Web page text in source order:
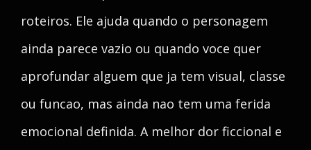
roteiros. Ele ajuda quando o personagem
ainda parece vazio ou quando voce quer
aprofundar alguem que ja tem visual, classe
ou funcao, mas ainda nao tem uma ferida
emocional definida. A melhor dor ficcional e